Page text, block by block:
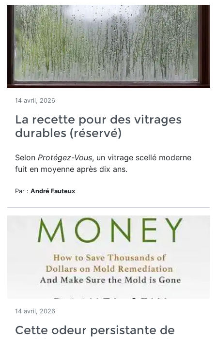
14 avril, 2026
La recette pour des vitrages
durables (réservé)
Selon Protégez-Vous, un vitrage scellé moderne
fuit en moyenne après dix ans.
Par : André Fauteux
14 avril, 2026
Cette odeur persistante de